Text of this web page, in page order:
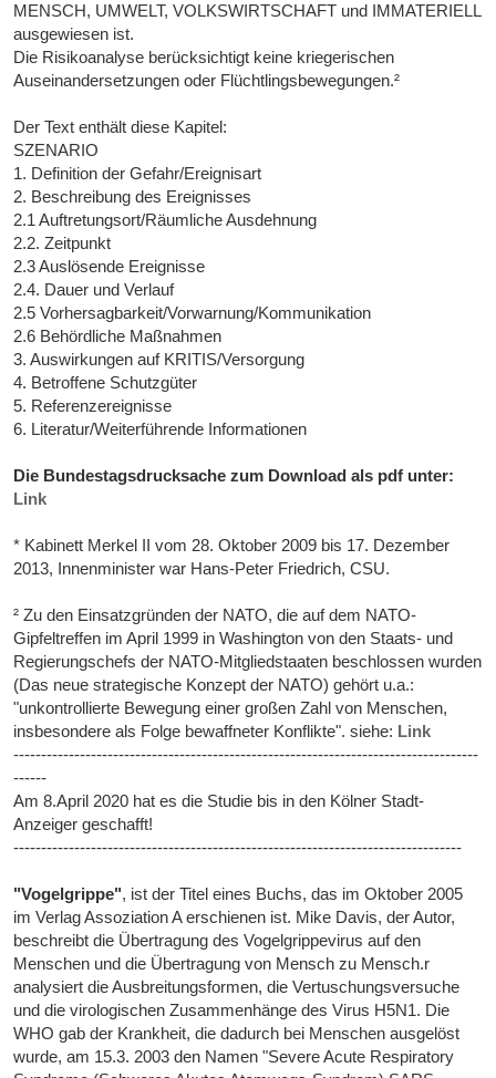
MENSCH, UMWELT, VOLKSWIRTSCHAFT und IMMATERIELL
ausgewiesen ist.
Die Risikoanalyse berücksichtigt keine kriegerischen
Auseinandersetzungen oder Flüchtlingsbewegungen.²
Der Text enthält diese Kapitel:
SZENARIO
1. Definition der Gefahr/Ereignisart
2. Beschreibung des Ereignisses
2.1 Auftretungsort/Räumliche Ausdehnung
2.2. Zeitpunkt
2.3 Auslösende Ereignisse
2.4. Dauer und Verlauf
2.5 Vorhersagbarkeit/Vorwarnung/Kommunikation
2.6 Behördliche Maßnahmen
3. Auswirkungen auf KRITIS/Versorgung
4. Betroffene Schutzgüter
5. Referenzereignisse
6. Literatur/Weiterführende Informationen
Die Bundestagsdrucksache zum Download als pdf unter:
Link
* Kabinett Merkel II vom 28. Oktober 2009 bis 17. Dezember
2013, Innenminister war Hans-Peter Friedrich, CSU.
² Zu den Einsatzgründen der NATO, die auf dem NATO-
Gipfeltreffen im April 1999 in Washington von den Staats- und
Regierungschefs der NATO-Mitgliedstaaten beschlossen wurden
(Das neue strategische Konzept der NATO) gehört u.a.:
"unkontrollierte Bewegung einer großen Zahl von Menschen,
insbesondere als Folge bewaffneter Konflikte". siehe: Link
------------------------------------------------------------------------------------
------
Am 8.April 2020 hat es die Studie bis in den Kölner Stadt-
Anzeiger geschafft!
---------------------------------------------------------------------------------
"Vogelgrippe", ist der Titel eines Buchs, das im Oktober 2005
im Verlag Assoziation A erschienen ist. Mike Davis, der Autor,
beschreibt die Übertragung des Vogelgrippevirus auf den
Menschen und die Übertragung von Mensch zu Mensch.r
analysiert die Ausbreitungsformen, die Vertuschungsversuche
und die virologischen Zusammenhänge des Virus H5N1. Die
WHO gab der Krankheit, die dadurch bei Menschen ausgelöst
wurde, am 15.3. 2003 den Namen "Severe Acute Respiratory